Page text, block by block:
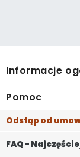
Informacje
Pomoc
Odstąp od
FAQ -